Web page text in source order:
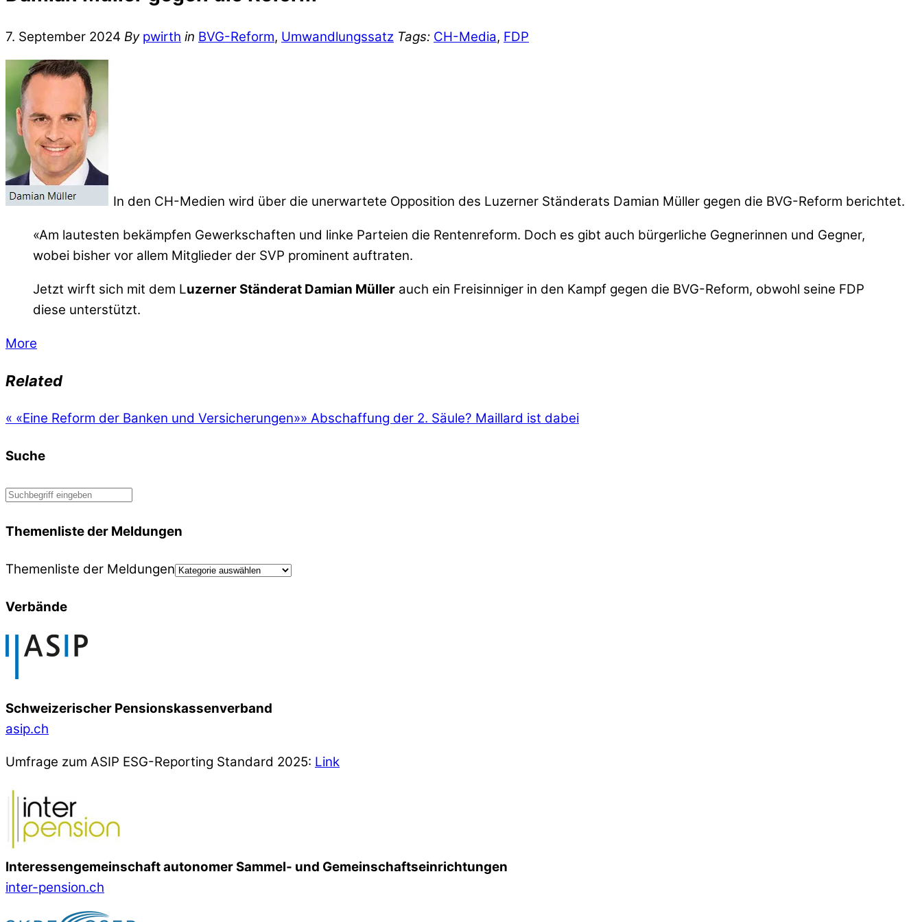
7. September 2024 By pwirth in BVG-Reform, Umwandlungssatz Tags: CH-Media, FDP
In den CH-Medien wird über die unerwartete Opposition des Luzerner Ständerats Damian Müller gegen die BVG-Reform berichtet.
«Am lautesten bekämpfen Gewerkschaften und linke Parteien die Rentenreform. Doch es gibt auch bürgerliche Gegnerinnen und Gegner,
wobei bisher vor allem Mitglieder der SVP prominent auftraten.
Jetzt wirft sich mit dem Luzerner Ständerat Damian Müller auch ein Freisinniger in den Kampf gegen die BVG-Reform, obwohl seine FDP
diese unterstützt.
More
Related
« «Eine Reform der Banken und Versicherungen»» Abschaffung der 2. Säule? Maillard ist dabei
Suche
Themenliste der Meldungen
Themenliste der Meldungen
Verbände
Schweizerischer Pensionskassenverband
asip.ch
Umfrage zum ASIP ESG-Reporting Standard 2025: Link
Interessengemeinschaft autonomer Sammel- und Gemeinschafts­einrichtungen
inter-pension.ch